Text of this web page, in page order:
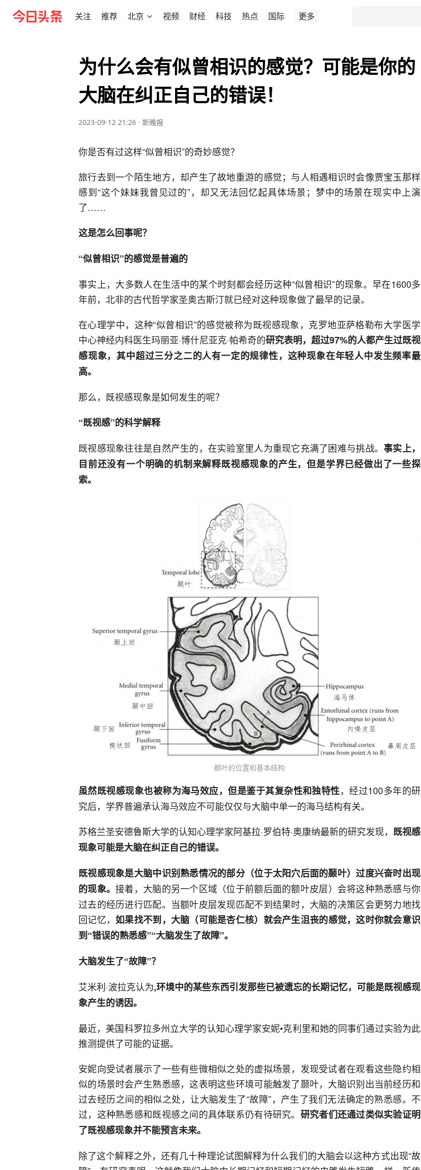
关注 推荐 北京 视频 财经 科技 热点 国际 更多
为什么会有似曾相识的感觉？可能是你的
大脑在纠正自己的错误！
2023-09-12 21:26 · 新晚报
你是否有过这样“似曾相识”的奇妙感觉？
旅行去到一个陌生地方，却产生了故地重游的感觉；与人相遇相识时会像贾宝玉那样
感到“这个妹妹我曾见过的”，却又无法回忆起具体场景；梦中的场景在现实中上演
了……
这是怎么回事呢？
“似曾相识”的感觉是普遍的
事实上，大多数人在生活中的某个时刻都会经历这种“似曾相识”的现象。早在1600多
年前，北非的古代哲学家圣奥古斯汀就已经对这种现象做了最早的记录。
在心理学中，这种“似曾相识”的感觉被称为既视感现象，克罗地亚萨格勒布大学医学
中心神经内科医生玛丽亚·博什尼亚克·帕希奇的研究表明，超过97%的人都产生过既视
感现象，其中超过三分之二的人有一定的规律性，这种现象在年轻人中发生频率最
高。
那么，既视感现象是如何发生的呢？
“既视感”的科学解释
既视感现象往往是自然产生的，在实验室里人为重现它充满了困难与挑战。事实上，
目前还没有一个明确的机制来解释既视感现象的产生，但是学界已经做出了一些探
索。
颞叶的位置和基本结构
虽然既视感现象也被称为海马效应，但是鉴于其复杂性和独特性，经过100多年的研
究后，学界普遍承认海马效应不可能仅仅与大脑中单一的海马结构有关。
苏格兰圣安德鲁斯大学的认知心理学家阿基拉·罗伯特·奥康纳最新的研究发现， 既视感
现象可能是大脑在纠正自己的错误。
既视感现象是大脑中识别熟悉情况的部分（位于太阳穴后面的颞叶）过度兴奋时出现
的现象。接着，大脑的另一个区域（位于前额后面的额叶皮层）会将这种熟悉感与你
过去的经历进行匹配。当额叶皮层发现匹配不到结果时，大脑的决策区会更努力地找
回记忆，如果找不到，大脑（可能是杏仁核）就会产生沮丧的感觉，这时你就会意识
到“错误的熟悉感”“大脑发生了故障”。
大脑发生了“故障”？
艾米利·波拉克认为,环境中的某些东西引发那些已被遗忘的长期记忆，可能是既视感现
象产生的诱因。
最近，美国科罗拉多州立大学的认知心理学家安妮•克利里和她的同事们通过实验为此
推测提供了可能的证据。
安妮向受试者展示了一些有些微相似之处的虚拟场景，发现受试者在观看这些隐约相
似的场景时会产生熟悉感，这表明这些环境可能触发了颞叶，大脑识别出当前经历和
过去经历之间的相似之处，让大脑发生了“故障”，产生了我们无法确定的熟悉感。不
过，这种熟悉感和既视感之间的具体联系仍有待研究。 研究者们还通过类似实验证明
了既视感现象并不能预言未来。
除了这个解释之外，还有几十种理论试图解释为什么我们的大脑会以这种方式出现“故